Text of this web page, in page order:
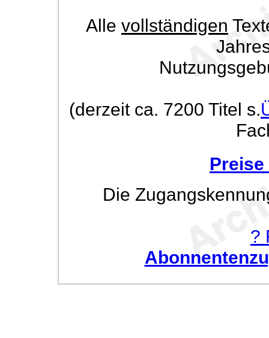
Alle vollständigen
(derzeit ca. 7200 Titel s.
Die
?